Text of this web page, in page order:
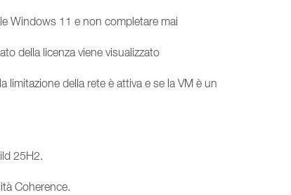
Windows 11 e non completare mai
della licenza viene visualizzato
della rete è attiva e se la VM è un
25H2.
Coherence.